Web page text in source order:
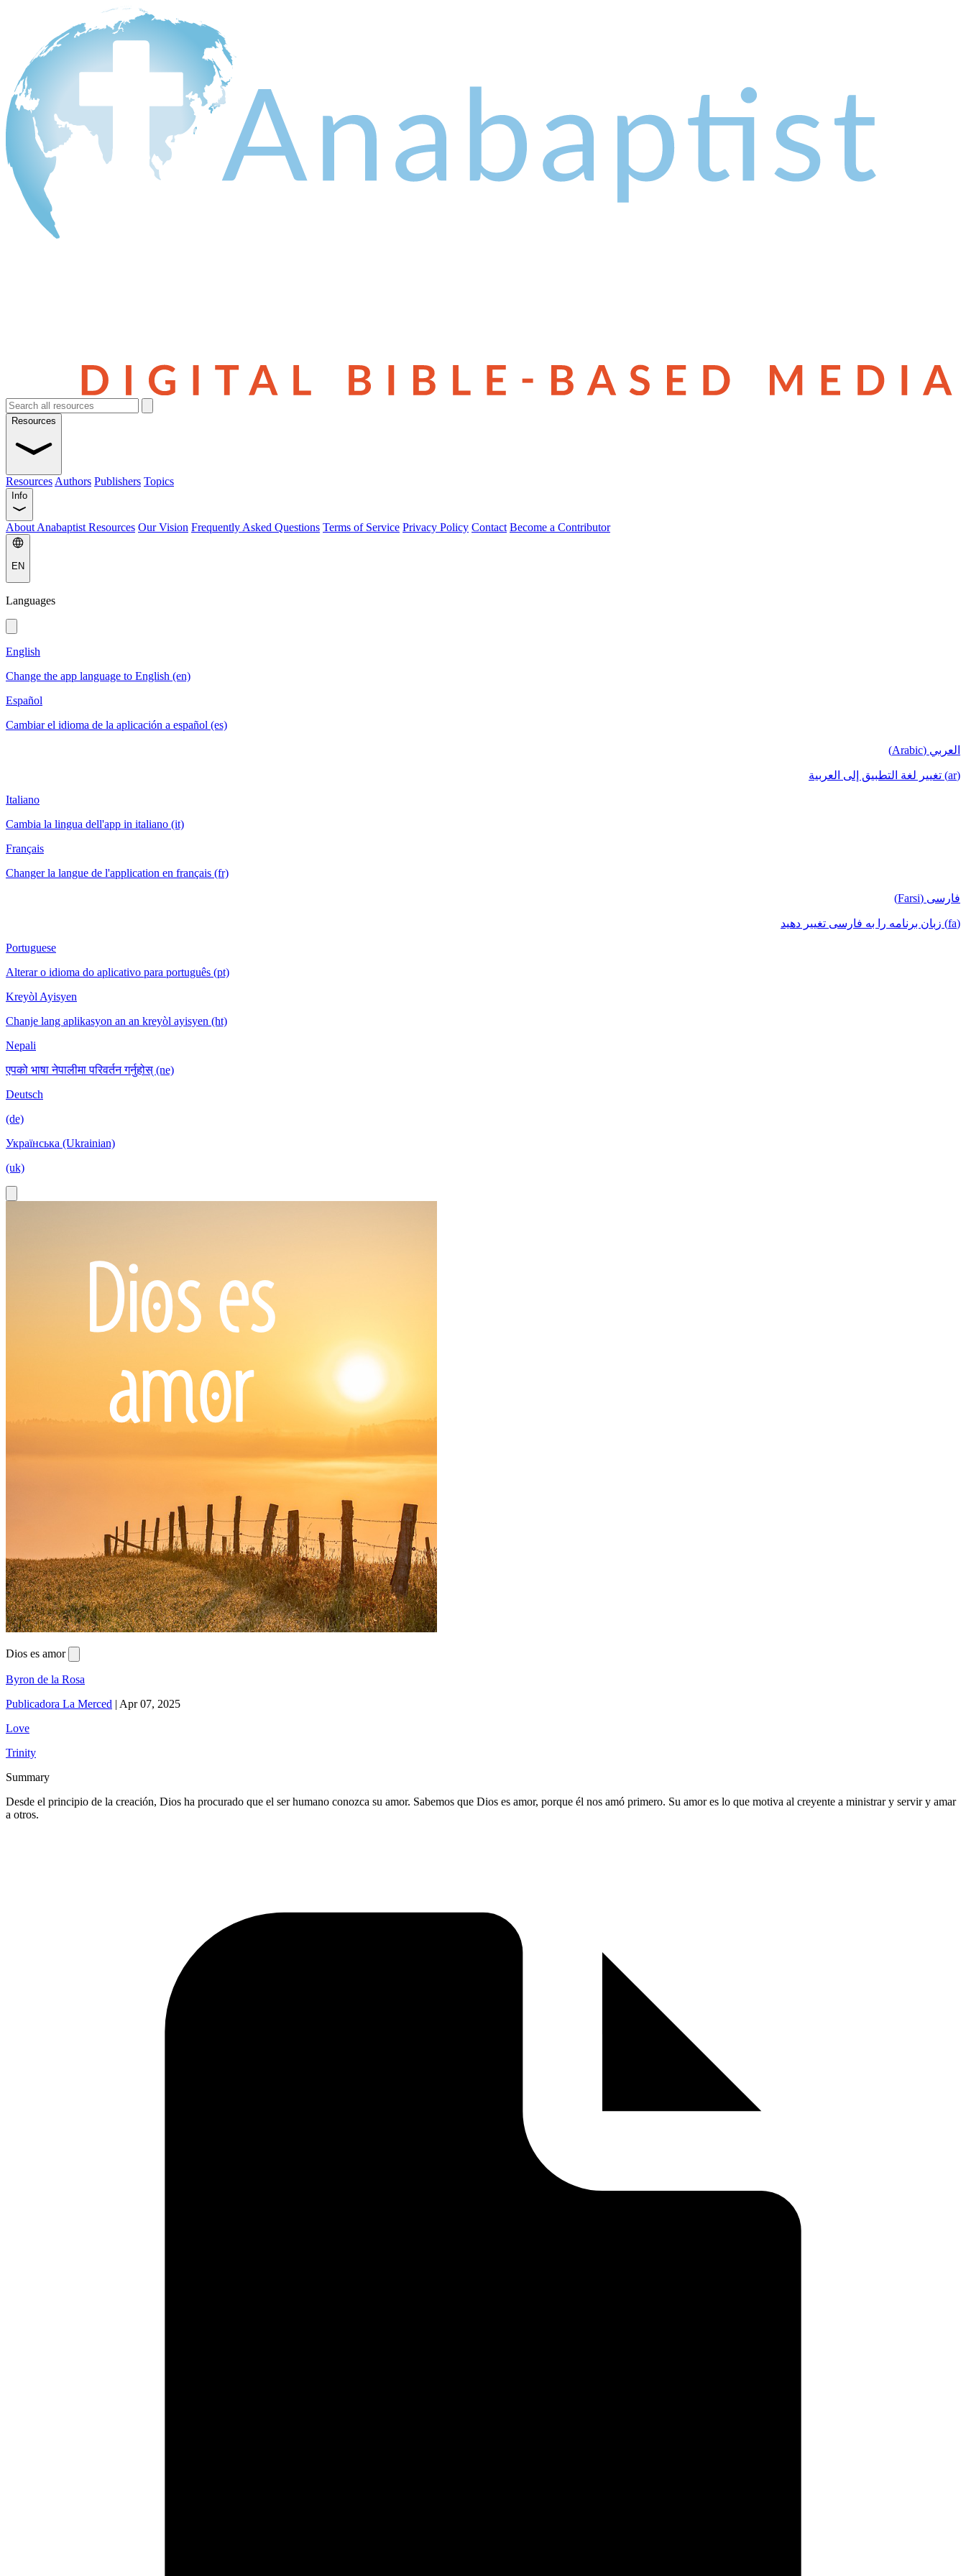
Resources
Resources Authors Publishers Topics
Info
About Anabaptist Resources Our Vision Frequently Asked Questions Terms of Service Privacy Policy Contact Become a Contributor
EN
Languages
English
Change the app language to English (en)
Español
Cambiar el idioma de la aplicación a español (es)
العربي (Arabic)
(ar) تغيير لغة التطبيق إلى العربية
Italiano
Cambia la lingua dell'app in italiano (it)
Français
Changer la langue de l'application en français (fr)
فارسی (Farsi)
(fa) زبان برنامه را به فارسی تغییر دهید
Portuguese
Alterar o idioma do aplicativo para português (pt)
Kreyòl Ayisyen
Chanje lang aplikasyon an an kreyòl ayisyen (ht)
Nepali
एपको भाषा नेपालीमा परिवर्तन गर्नुहोस् (ne)
Deutsch
(de)
Українська (Ukrainian)
(uk)
Dios es amor
Byron de la Rosa
Publicadora La Merced | Apr 07, 2025
Love
Trinity
Summary
Desde el principio de la creación, Dios ha procurado que el ser humano conozca su amor. Sabemos que Dios es amor, porque él nos amó primero. Su amor es lo que motiva al creyente a ministrar y servir y amar
a otros.